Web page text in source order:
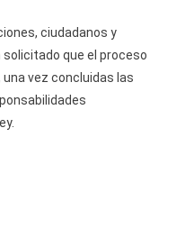
ciudadanos y
que el proceso
vez concluidas las